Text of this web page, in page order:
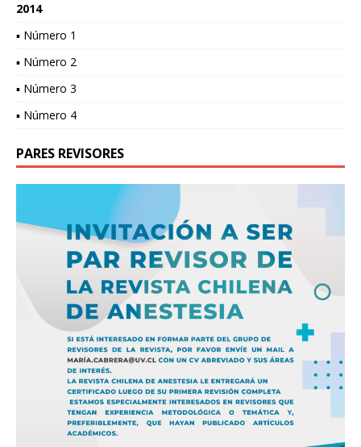
2014
▪ Número 1
▪ Número 2
▪ Número 3
▪ Número 4
PARES REVISORES